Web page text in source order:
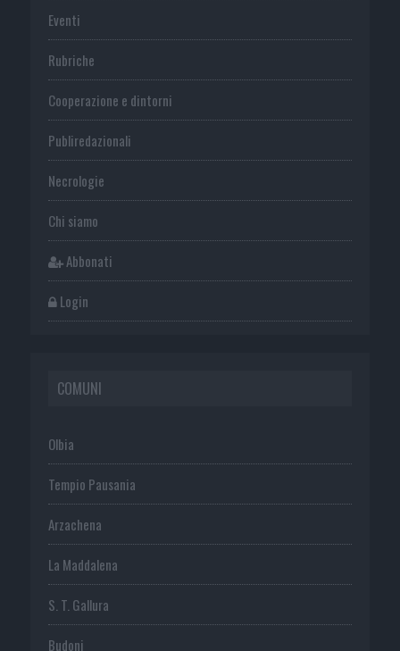
Eventi
Rubriche
Cooperazione e dintorni
Publiredazionali
Necrologie
Chi siamo
Abbonati
Login
COMUNI
Olbia
Tempio Pausania
Arzachena
La Maddalena
S. T. Gallura
Budoni